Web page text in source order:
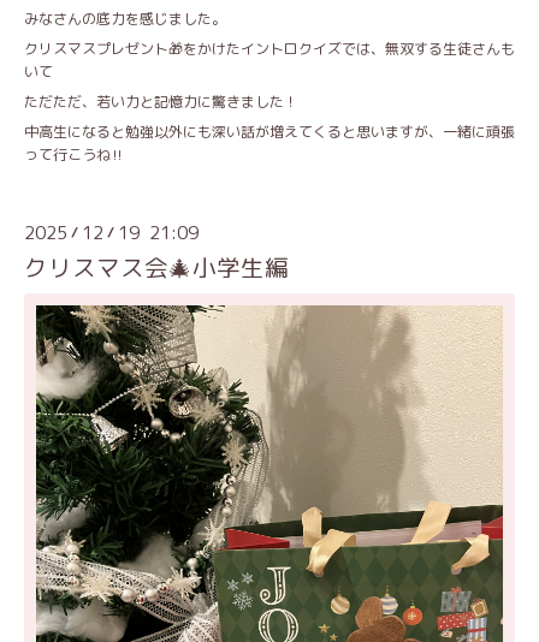
みなさんの底力を感じました。
クリスマスプレゼント🎁をかけたイントロクイズでは、無双する生徒さんも
いて
ただただ、若い力と記憶力に驚きました！
中高生になると勉強以外にも深い話が増えてくると思いますが、一緒に頑張
って行こうね‼️
2025 / 12 / 19 21:09
クリスマス会🎄小学生編